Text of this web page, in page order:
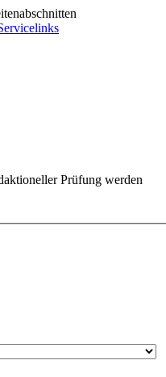
Prüfung werden